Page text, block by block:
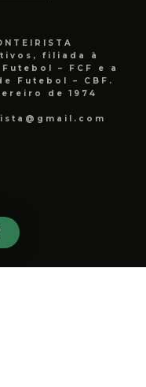
filiada à
– FCF e a
Futebol – CBF.
de 1974